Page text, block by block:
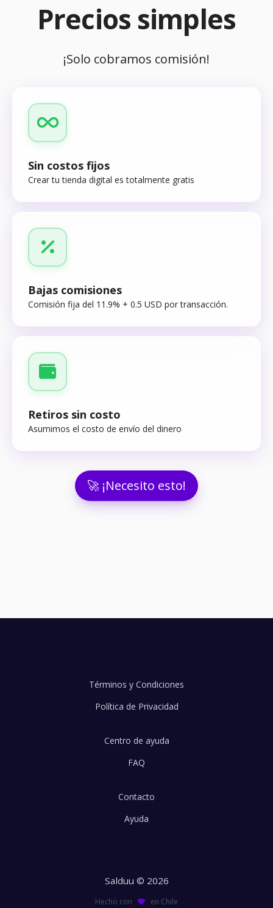
Precios simples
¡Solo cobramos comisión!
Sin costos fijos
Crear tu tienda digital es totalmente gratis
Bajas comisiones
Comisión fija del 11.9% + 0.5 USD por transacción.
Retiros sin costo
Asumimos el costo de envío del dinero
🚀 ¡Necesito esto!
Términos y Condiciones
Política de Privacidad
Centro de ayuda
FAQ
Contacto
Ayuda
Salduu © 2026
Hecho con en Chile